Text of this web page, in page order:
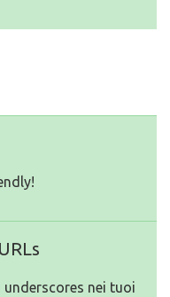
nei tuoi